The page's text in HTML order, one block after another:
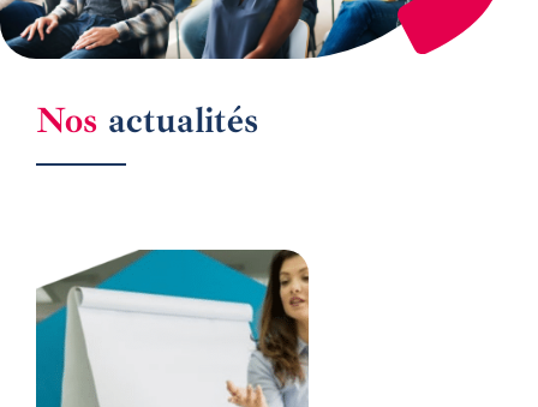
Nos actualités